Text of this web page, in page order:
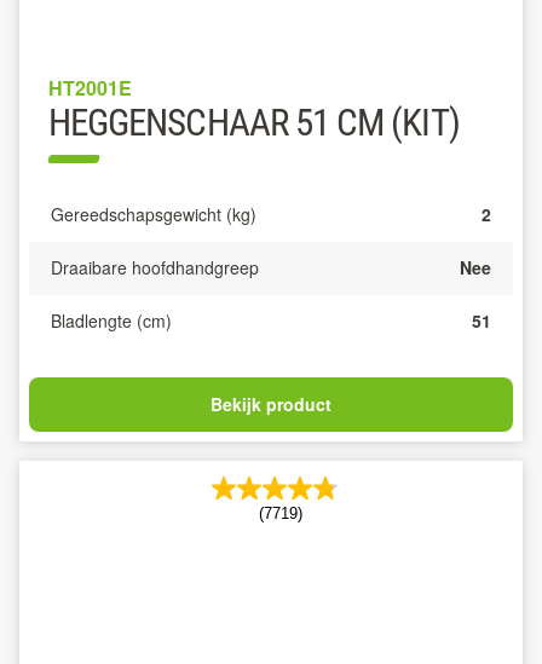
HT2001E
HEGGENSCHAAR 51 CM (KIT)
Gereedschapsgewicht (kg) 2
Draaibare hoofdhandgreep Nee
Bladlengte (cm) 51
Bekijk product
(7719)